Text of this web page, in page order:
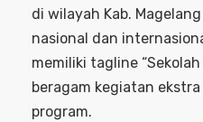
di wilayah Kab.
nasional dan
memiliki tagline
beragam kegiatan
program.